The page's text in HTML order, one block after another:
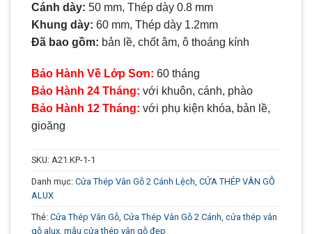
Cánh dày: 50 mm, Thép dày 0.8 mm
Khung dày: 60 mm, Thép dày 1.2mm
Đã bao gồm: bản lề, chốt âm, ô thoáng kính
Bảo Hành Về Lớp Sơn: 60 tháng
Bảo Hành 24 Tháng: với khuôn, cánh, phào
Bảo Hành 12 Tháng: với phụ kiện khóa, bản lề,
gioăng
SKU: A21.KP-1-1
Danh mục: Cửa Thép Vân Gỗ 2 Cánh Lệch, CỬA THÉP VÂN GỖ
ALUX
Thẻ: Cửa Thép Vân Gỗ, Cửa Thép Vân Gỗ 2 Cánh, cửa thép vân
gỗ alux, mẫu cửa thép vân gỗ đẹp